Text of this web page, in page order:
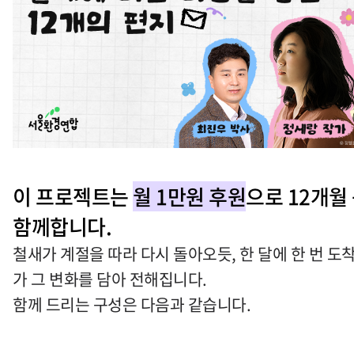
이 프로젝트는월 1만원 후원으로 12개월
함께합니다.
철새가 계절을 따라 다시 돌아오듯, 한 달에 한 번 도
가 그 변화를 담아 전해집니다.
함께 드리는 구성은 다음과 같습니다.